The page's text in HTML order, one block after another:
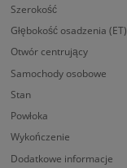
Szerokość
Głębokość osadzenia (ET)
Otwór centrujący
Samochody osobowe
Stan
Powłoka
Wykończenie
Dodatkowe informacje